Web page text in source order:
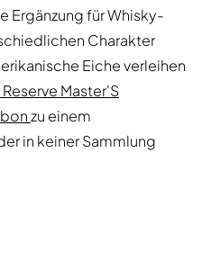
Ergänzung für Whisky-
Charakter
Eiche verleihen
Master'S
zu einem
in keiner Sammlung